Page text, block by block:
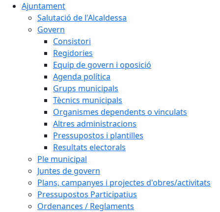
Ajuntament
Salutació de l'Alcaldessa
Govern
Consistori
Regidories
Equip de govern i oposició
Agenda política
Grups municipals
Tècnics municipals
Organismes dependents o vinculats
Altres administracions
Pressupostos i plantilles
Resultats electorals
Ple municipal
Juntes de govern
Plans, campanyes i projectes d'obres/activitats
Pressupostos Participatius
Ordenances / Reglaments